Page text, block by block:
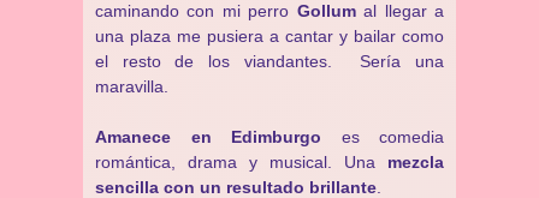
caminando con mi perro Gollumal llegar a
una plaza me pusiera a cantar y bailar como
el resto de los viandantes. Sería una
maravilla.
Amanece en Edimburgo es comedia
romántica, drama y musical. Una mezcla
sencilla con un resultado brillante